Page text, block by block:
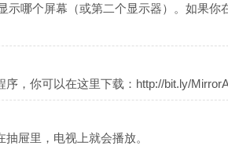
示哪个屏幕（或第二个显示器）。如果你
，你可以在这里下载：http://bit.ly/
屉里，电视上就会播放。